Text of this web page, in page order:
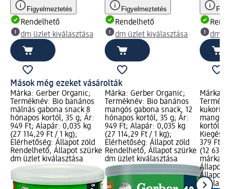
Figyelmeztetés
Rendelhető
dm üzlet kiválasztása
Figyelmeztetés
Rendelhető
dm üzlet kiválasztása
dm
Mások még ezeket vásárolták
Márka: Gerber Organic;
Terméknév: Bio banános
málnás gabona snack 8
hónapos kortól, 35 g; Ár:
949 Ft; Alapár: 0,035 kg
(27 114,29 Ft / 1 kg);
Elérhetőség: Állapot zöld
Rendelhető, Állapot szürke
dm üzlet kiválasztása
Márka: Gerber Organic;
Terméknév: Bio banános
mangós gabona snack, 12
hónapos kortól, 35 g; Ár:
949 Ft; Alapár: 0,035 kg
(27 114,29 Ft / 1 kg);
Elérhetőség: Állapot zöld
Rendelhető, Állapot szürke
dm üzlet kiválasztása
Márka:
kortól,
379 Ft;
(12
márka
Állapot
Állapot